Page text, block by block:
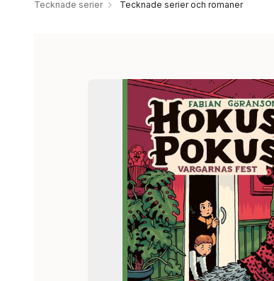
Tecknade serier Tecknade serier och romaner